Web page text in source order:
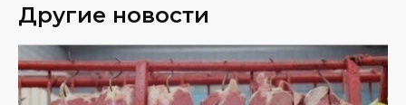
Другие новости